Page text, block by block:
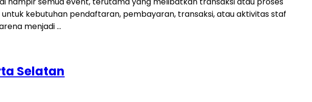
kebutuhan pendaftaran, pembayaran, transaksi, atau aktivitas staf
menjadi …
Selatan